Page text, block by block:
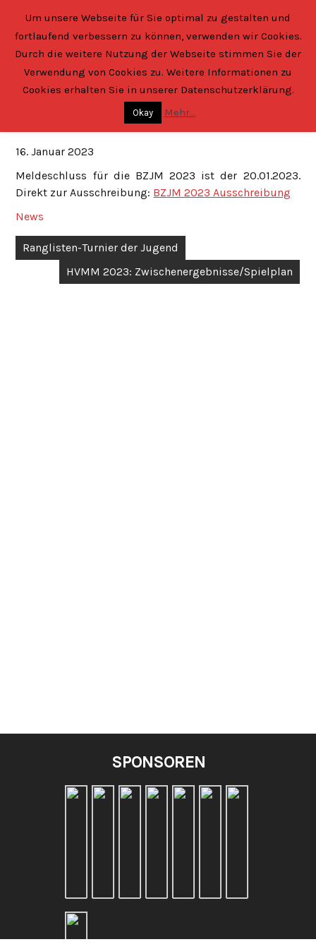
content
Verein der Kegler
von Aschaffenburg und Umgebung e.V.
Bezirksjugendmeisterschaften 2023
16. Januar 2023
Meldeschluss für die BZJM 2023 ist der 20.01.2023.
Direkt zur Ausschreibung: BZJM 2023 Ausschreibung
News
Beitragsnavigation
Ranglisten-Turnier der Jugend
HVMM 2023: Zwischenergebnisse/Spielplan
SPONSOREN
Um unsere Webseite für Sie optimal zu gestalten und
fortlaufend verbessern zu können, verwenden wir Cookies.
Durch die weitere Nutzung der Webseite stimmen Sie der
Verwendung von Cookies zu. Weitere Informationen zu
Cookies erhalten Sie in unserer Datenschutzerklärung.
Okay Mehr...